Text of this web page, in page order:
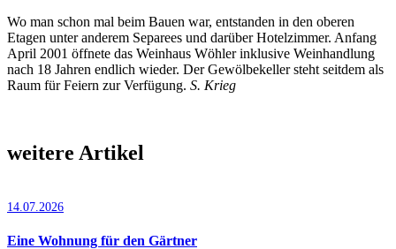
Wo man schon mal beim Bauen war, entstanden in den oberen
Etagen unter anderem Separees und darüber Hotelzimmer. Anfang
April 2001 öffnete das Weinhaus Wöhler inklusive Weinhandlung
nach 18 Jahren endlich wieder. Der Gewölbekeller steht seitdem als
Raum für Feiern zur Verfügung. S. Krieg
weitere Artikel
14.07.2026
Eine Wohnung für den Gärtner